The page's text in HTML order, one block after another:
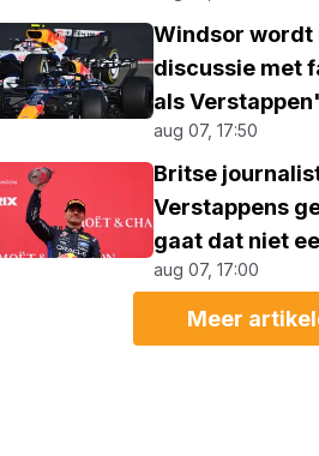
Windsor wordt
discussie met
als
aug 07, 17:50
Britse
Verstappens
gaat dat niet
aug 07, 17:00
Meer